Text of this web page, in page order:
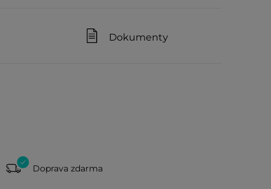
Dokumenty
Doprava zdarma